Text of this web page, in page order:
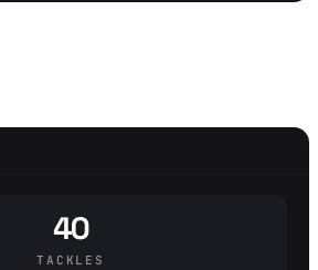
40
TACKLES